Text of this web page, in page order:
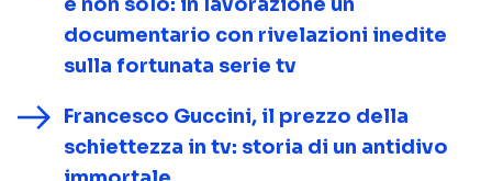
documentario con rivelazioni inedite
sulla fortunata serie tv
Francesco Guccini, il prezzo della
schiettezza in tv: storia di un antidivo